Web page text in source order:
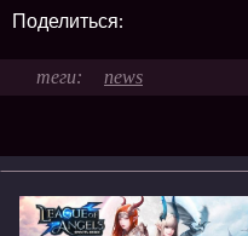
Поделиться:
news